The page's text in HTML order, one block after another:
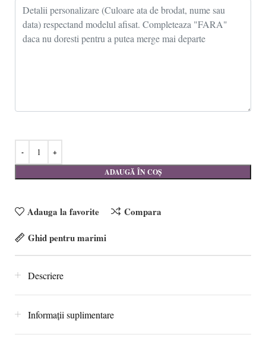
ADAUGĂ ÎN COȘ
Adauga la favorite
Compara
Ghid pentru marimi
Descriere
Informații suplimentare